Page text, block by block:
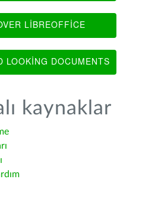
LIBREOFFICE
LOOKING DOCUMENTS
kaynaklar